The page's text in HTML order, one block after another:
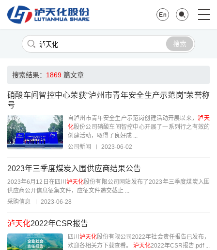
搜索
搜索结果： 1869 篇文章
硝酸车间智控中心荣获“泸州市青年安全生产示范岗”荣誉称
号
自泸州市青年安全生产示范岗创建活动开展以来， 泸天
化股份公司硝酸车间智控中心开展了一系列行之有效的
创建活动，取得了良好成 ...
公司新闻
2023-06-02
2023年三季度煤炭入围供应商结果公告
2023年6月12日在四川 泸天化股份有限公司网站发布了2023年三季度煤炭入围
供应商公开信息征集文件，应征文件递交截止 ...
采购信息
2023-06-28
泸天化2022年CSR报告
四川 泸天化股份有限公司2022年社会责任报告已发布，
欢迎各相关方下载查看。 泸天化
2022年CSR报告.pdf ...